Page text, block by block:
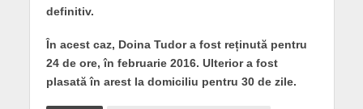
definitiv.
În acest caz, Doina Tudor a fost reținută pentru
24 de ore, în februarie 2016. Ulterior a fost
plasată în arest la domiciliu pentru 30 de zile.